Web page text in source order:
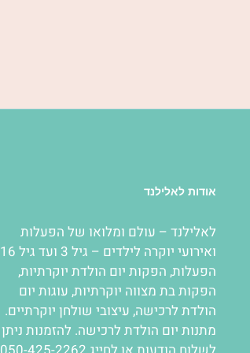
אודות לאלילנד
לאלילנד – עולם ומלואו של הפעלות
ואירועי יוקרה לילדים – גיל 3 ועד גיל 16.
הפעלות, הפקות יום הולדת יוקרתיות,
הפקות בת מצווה יוקרתיות, עוגות יום
הולדת לרכישה, עיצובי שולחן יוקרתיים.
מתנות יום הולדת לרכישה. להזמנות ניתן